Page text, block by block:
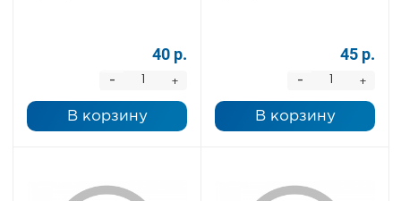
40 р.
+
-
В корзину
45 р.
+
-
В корзину